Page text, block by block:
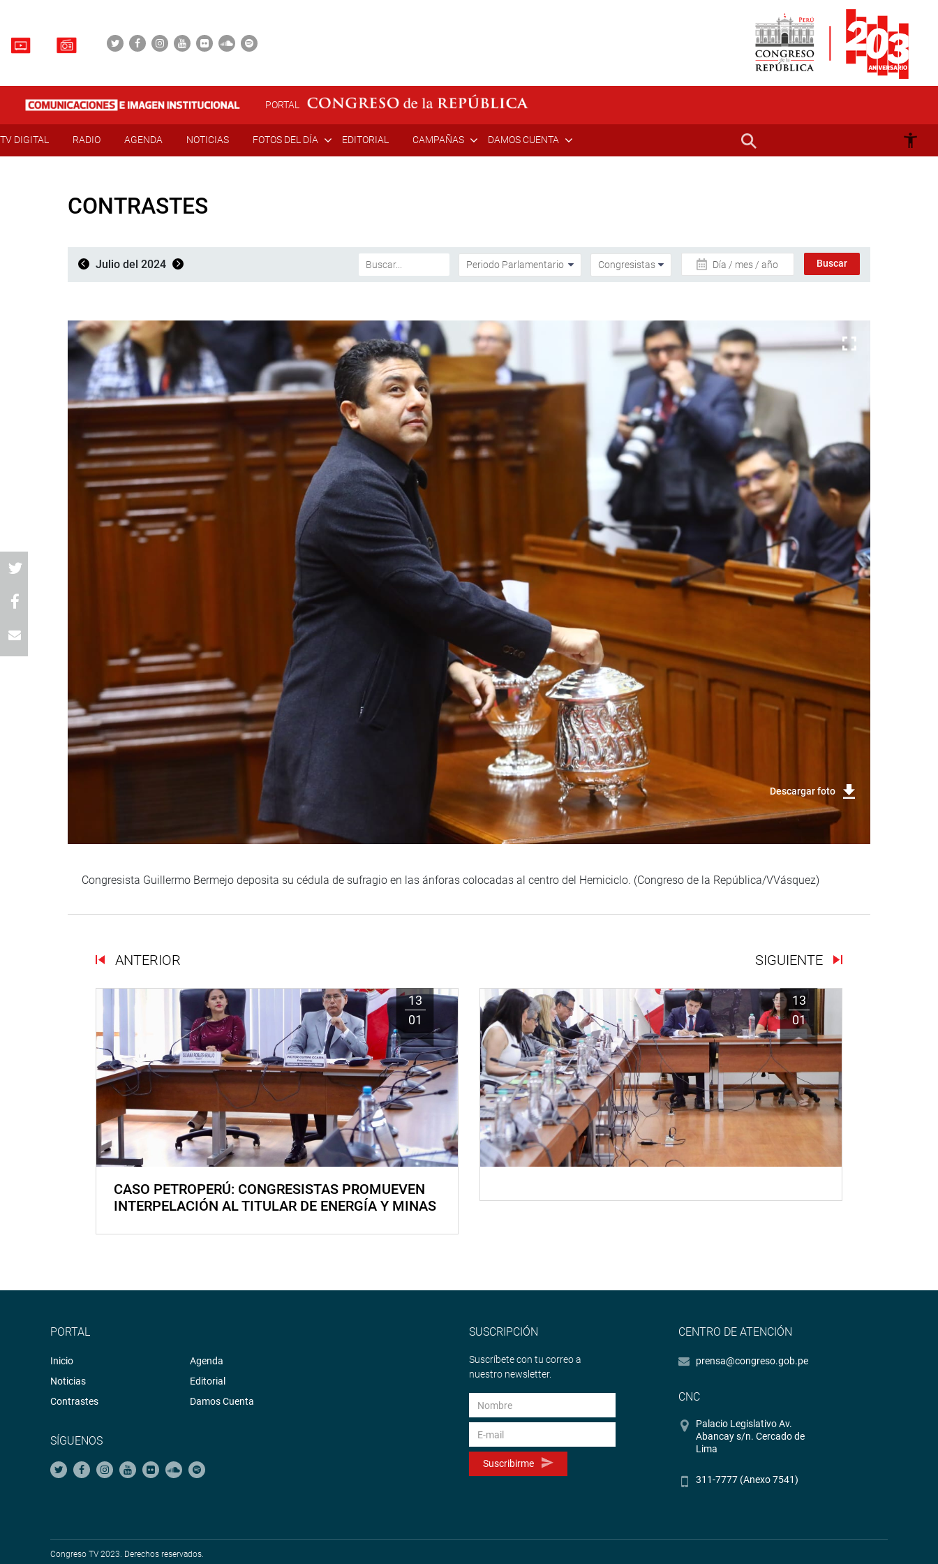
PORTAL
TV DIGITAL RADIO AGENDA NOTICIAS FOTOS DEL DÍA EDITORIAL CAMPAÑAS DAMOS CUENTA
CONTRASTES
Julio del 2024 Día / mes / año
Descargar foto
Congresista Guillermo Bermejo deposita su cédula de sufragio en las ánforas colocadas al centro del Hemiciclo. (Congreso de la República/VVásquez)
ANTERIOR SIGUIENTE
13
01
CASO PETROPERÚ: CONGRESISTAS PROMUEVEN
INTERPELACIÓN AL TITULAR DE ENERGÍA Y MINAS
13
01
PORTAL
Inicio
Noticias
Contrastes
Agenda
Editorial
Damos Cuenta
SÍGUENOS
SUSCRIPCIÓN
Suscríbete con tu correo a
nuestro newsletter.
Suscribirme
CENTRO DE ATENCIÓN
prensa@congreso.gob.pe
CNC
Palacio Legislativo Av.
Abancay s/n. Cercado de
Lima
311-7777 (Anexo 7541)
Congreso TV 2023. Derechos reservados.